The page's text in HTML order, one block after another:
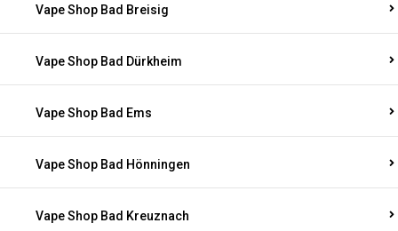
Vape Shop Bad Breisig
Vape Shop Bad Dürkheim
Vape Shop Bad Ems
Vape Shop Bad Hönningen
Vape Shop Bad Kreuznach